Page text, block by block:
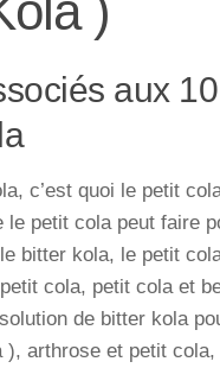
aux
c’est quoi le petit
le petit cola peut faire
bitter kola, le petit
cola, petit cola et
de bitter kola
arthrose et petit